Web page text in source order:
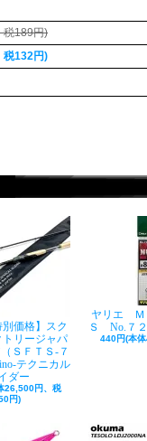
税189円)
税132円)
別価格】スク
リージャパ
ＳＦＴＳ-７
テクニカル
ダー
26,500円、税
円)
ヤリエ Ｍ
Ｓ No.７２
440円(本